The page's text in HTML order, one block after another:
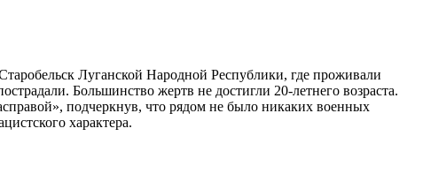
Луганской Народной Республики, где проживали
Большинство жертв не достигли 20-летнего возраста.
подчеркнув, что рядом не было никаких военных
характера.